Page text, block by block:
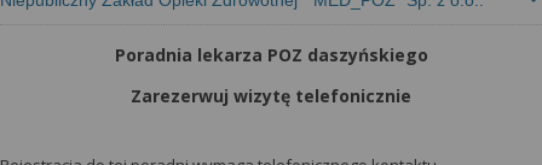
Poradnia lekarza POZ daszyńskiego
Zarezerwuj wizytę telefonicznie